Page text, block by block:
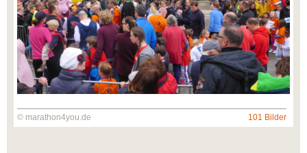
© marathon4you.de 101 Bilder